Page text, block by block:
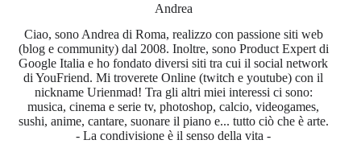
Andrea
Ciao, sono Andrea di Roma, realizzo con passione siti web
(blog e community) dal 2008. Inoltre, sono Product Expert di
Google Italia e ho fondato diversi siti tra cui il social network
di YouFriend. Mi troverete Online (twitch e youtube) con il
nickname Urienmad! Tra gli altri miei interessi ci sono:
musica, cinema e serie tv, photoshop, calcio, videogames,
sushi, anime, cantare, suonare il piano e... tutto ciò che è arte.
- La condivisione è il senso della vita -